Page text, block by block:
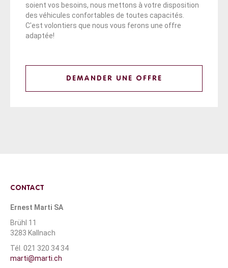
soient vos besoins, nous mettons à votre disposition
des véhicules confortables de toutes capacités.
C'est volontiers que nous vous ferons une offre
adaptée!
DEMANDER UNE OFFRE
CONTACT
Ernest Marti SA
Brühl 11
3283 Kallnach
Tél. 021 320 34 34
marti@marti.ch